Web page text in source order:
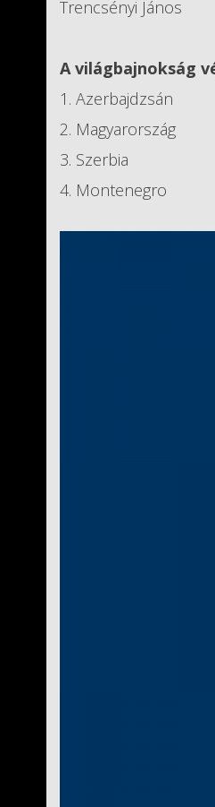
Trencsényi János
A világbajnokság
1. Azerbajdzsán
2. Magyarország
3. Szerbia
4. Montenegro